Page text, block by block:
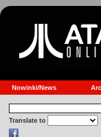
Nowinki/News
Translate to